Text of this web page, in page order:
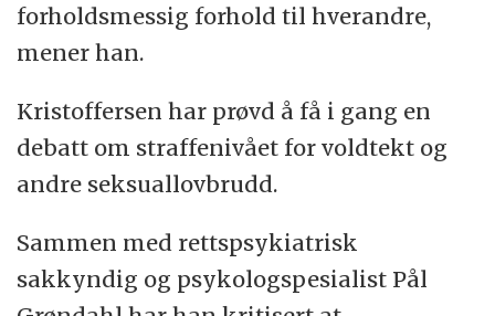
forholdsmessig forhold til hverandre,
mener han.
Kristoffersen har prøvd å få i gang en
debatt om straffenivået for voldtekt og
andre seksuallovbrudd.
Sammen med rettspsykiatrisk
sakkyndig og psykologspesialist Pål